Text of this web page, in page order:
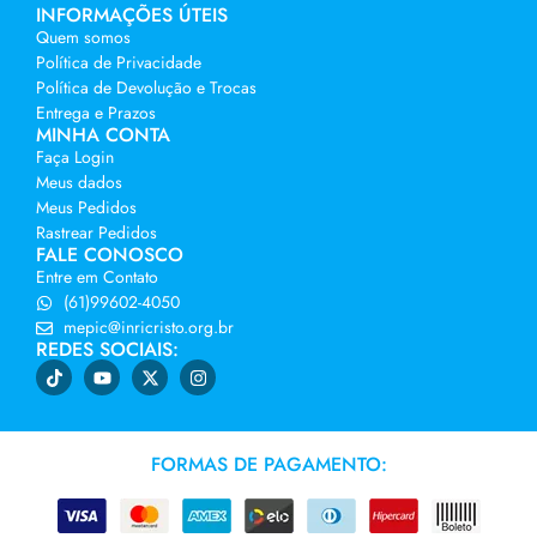
INFORMAÇÕES ÚTEIS
Quem somos
Política de Privacidade
Política de Devolução e Trocas
Entrega e Prazos
Faça Login
Meus dados
Meus Pedidos
Rastrear Pedidos
Entre em Contato
(61)99602-4050
mepic@inricristo.org.br
FALE CONOSCO
REDES SOCIAIS:
MINHA CONTA
FORMAS DE PAGAMENTO: